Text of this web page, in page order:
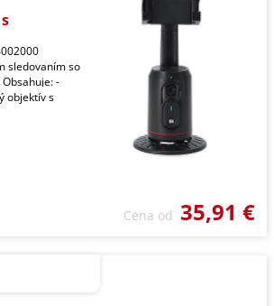
sledovaním so
-
objektív s
Cena od 35,91 €